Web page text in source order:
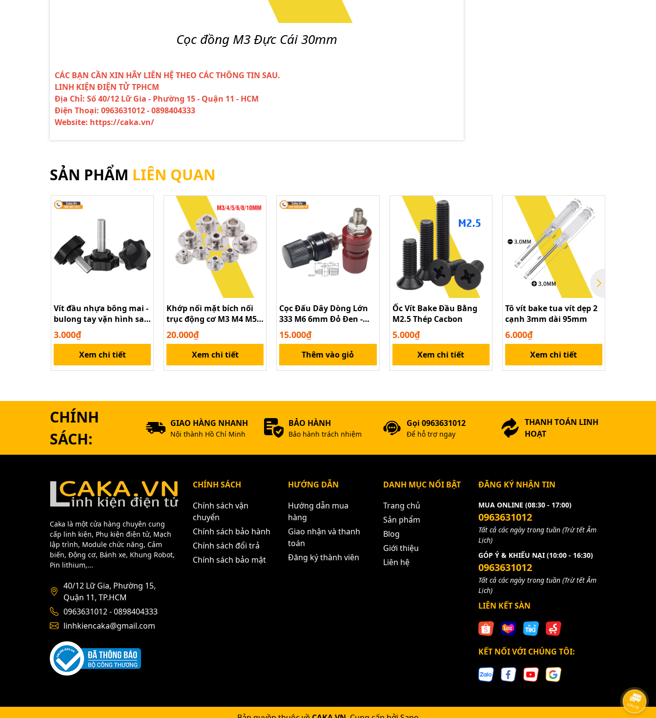
Cọc đồng M3 Đực Cái 30mm
CÁC BẠN CẦN XIN HÃY LIÊN HỆ THEO CÁC THÔNG TIN SAU.
LINH KIỆN ĐIỆN TỬ TPHCM
Địa Chỉ: Số 40/12 Lữ Gia - Phường 15 - Quận 11 - HCM
Điện Thoại: 0963631012 - 0898404333
Website: https://caka.vn/
SẢN PHẨM LIÊN QUAN
Vít đầu nhựa bông mai -
bulong tay vặn hình sao
M4 M5 M6 M8 M10
3.000₫
Xem chi tiết
Khớp nối mặt bích nối
trục động cơ M3 M4 M5
M6 M8 M10
20.000₫
Xem chi tiết
Cọc Đấu Dây Dòng Lớn
333 M6 6mm Đỏ Đen -
Dùng Cho Inverter
15.000₫
Thêm vào giỏ
Ốc Vít Bake Đầu Bằng
M2.5 Thép Cacbon
5.000₫
Xem chi tiết
Tô vít bake tua vít dẹp 2
cạnh 3mm dài 95mm
6.000₫
Xem chi tiết
CHÍNH
SÁCH:
GIAO HÀNG NHANH
Nội thành Hồ Chí Minh
BẢO HÀNH
Bảo hành trách nhiệm
Gọi 0963631012
Để hỗ trợ ngay
THANH TOÁN LINH
HOẠT
Caka là một cửa hàng chuyên cung
cấp linh kiện, Phụ kiện điện tử, Mạch
lập trình, Module chức năng, Cảm
biến, Động cơ, Bánh xe, Khung Robot,
Pin lithium,...
40/12 Lữ Gia, Phường 15,
Quận 11, TP.HCM
0963631012 - 0898404333
linhkiencaka@gmail.com
CHÍNH SÁCH
Chính sách vận
chuyển
Chính sách bảo hành
Chính sách đổi trả
Chính sách bảo mật
HƯỚNG DẪN
Hướng dẫn mua
hàng
Giao nhận và thanh
toán
Đăng ký thành viên
DANH MỤC NỔI BẬT
Trang chủ
Sản phẩm
Blog
Giới thiệu
Liên hệ
ĐĂNG KÝ NHẬN TIN
MUA ONLINE (08:30 - 17:00)
0963631012
Tất cả các ngày trong tuần (Trừ tết Âm
Lịch)
GÓP Ý & KHIẾU NẠI (10:00 - 16:30)
0963631012
Tất cả các ngày trong tuần (Trừ tết Âm
Lịch)
LIÊN KẾT SÀN
KẾT NỐI VỚI CHÚNG TÔI: